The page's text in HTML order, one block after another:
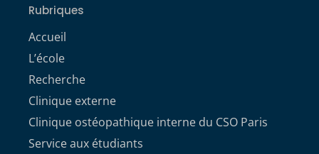
Rubriques
Accueil
L’école
Recherche
Clinique externe
Clinique ostéopathique interne du CSO Paris
Service aux étudiants